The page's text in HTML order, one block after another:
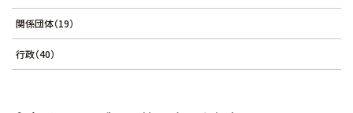
関係団体（19）
行政（40）